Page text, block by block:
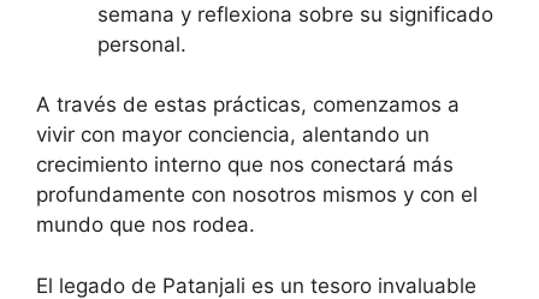
semana y reflexiona sobre su significado
personal.
A través de estas prácticas, comenzamos a
vivir con mayor conciencia, alentando un
crecimiento interno que nos conectará más
profundamente con nosotros mismos y con el
mundo que nos rodea.
El legado de Patanjali es un tesoro invaluable